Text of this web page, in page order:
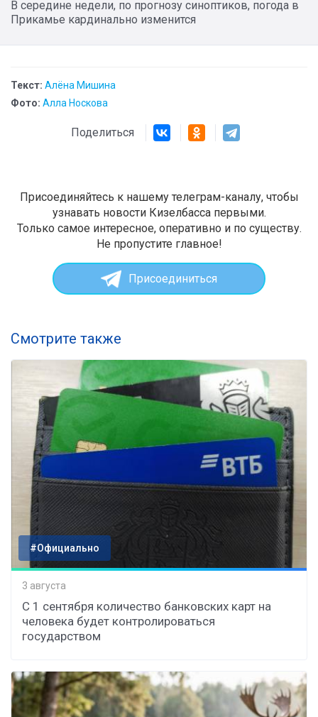
В середине недели, по прогнозу синоптиков, погода в
Прикамье кардинально изменится
Текст: Алёна Мишина
Фото: Алла Носкова
Поделиться
Присоединяйтесь к нашему телеграм-каналу, чтобы
узнавать новости Кизелбасса первыми.
Только самое интересное, оперативно и по существу.
Не пропустите главное!
Присоединиться
Смотрите также
#Официально
3 августа
С 1 сентября количество банковских карт на
человека будет контролироваться
государством